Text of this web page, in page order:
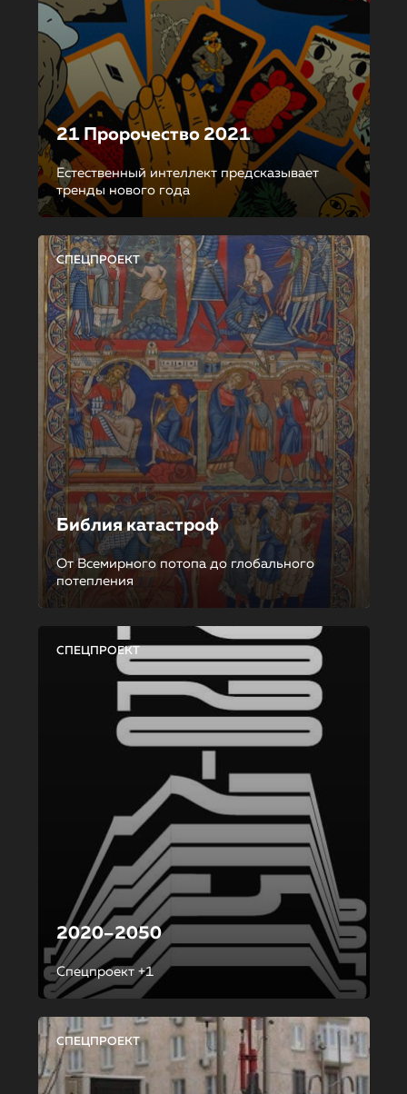
21 Пророчество 2021
Естественный интеллект предсказывает
тренды нового года
СПЕЦПРОЕКТ
Библия катастроф
От Всемирного потопа до глобального
потепления
СПЕЦПРОЕКТ
2020–2050
Спецпроект +1
СПЕЦПРОЕКТ